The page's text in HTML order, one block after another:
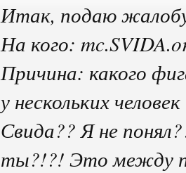
Итак, подаю
На кого:
Причина: какого
у нескольких
Свида?? Я не
ты?!?! Это между